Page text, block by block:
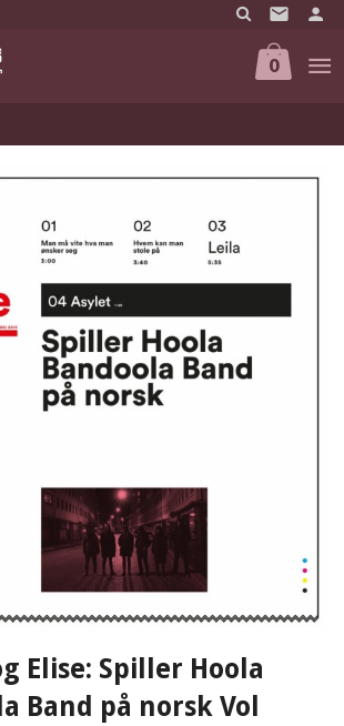
0
Elise: Spiller Hoola
Band på norsk Vol